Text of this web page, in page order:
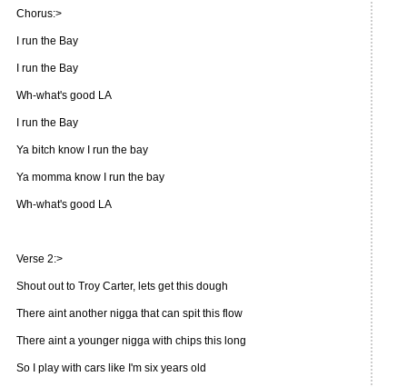
Chorus:>
I run the Bay
I run the Bay
Wh-what's good LA
I run the Bay
Ya bitch know I run the bay
Ya momma know I run the bay
Wh-what's good LA
Verse 2:>
Shout out to Troy Carter, lets get this dough
There aint another nigga that can spit this flow
There aint a younger nigga with chips this long
So I play with cars like I'm six years old